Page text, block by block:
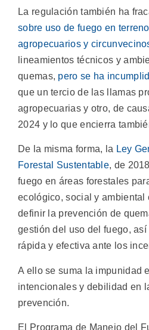
La regulación también ha
sobre uso de fuego en
agropecuarios y
lineamientos técnicos y
quemas, pero se ha
que un tercio de las llamas
agropecuarias y otro, de
2024 y lo que encierra
De la misma forma, la Ley
Forestal Sustentable, de
fuego en áreas forestales
ecológico, social y ambiental
definir la prevención de
gestión del uso del fuego,
rápida y efectiva ante los
A ello se suma la impunidad
intencionales y debilidad en
prevención.
El Programa de Manejo del